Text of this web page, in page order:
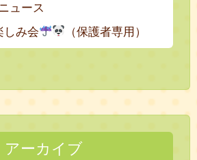
ュース
しみ会
（保護者専用）
アーカイブ